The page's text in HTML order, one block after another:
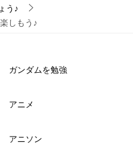
う♪
しもう♪
ガンダムを勉強
アニメ
アニソン